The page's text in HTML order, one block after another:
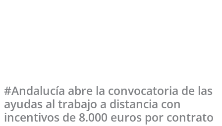
#Andalucía abre la convocatoria de las
ayudas al trabajo a distancia con
incentivos de 8.000 euros por contrato